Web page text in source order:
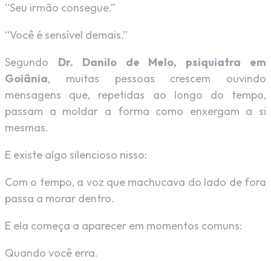
“Seu irmão consegue.”
“Você é sensível demais.”
Segundo Dr. Danilo de Melo, psiquiatra em
Goiânia, muitas pessoas crescem ouvindo
mensagens que, repetidas ao longo do tempo,
passam a moldar a forma como enxergam a si
mesmas.
E existe algo silencioso nisso:
Com o tempo, a voz que machucava do lado de fora
passa a morar dentro.
E ela começa a aparecer em momentos comuns:
Quando você erra.